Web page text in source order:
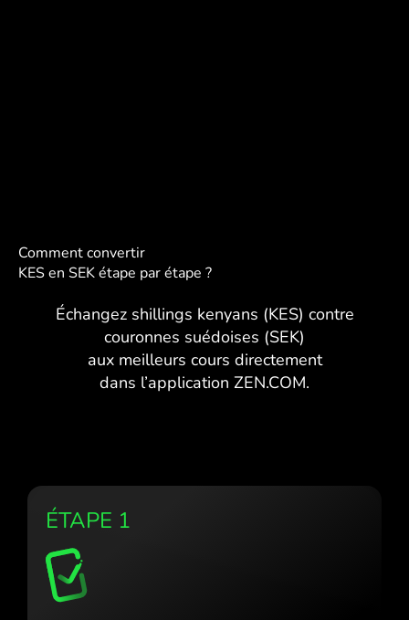
Comment convertir
KES en SEK étape par étape ?
Échangez shillings kenyans (KES) contre
couronnes suédoises (SEK)
aux meilleurs cours directement
dans l’application ZEN.COM.
ÉTAPE 1